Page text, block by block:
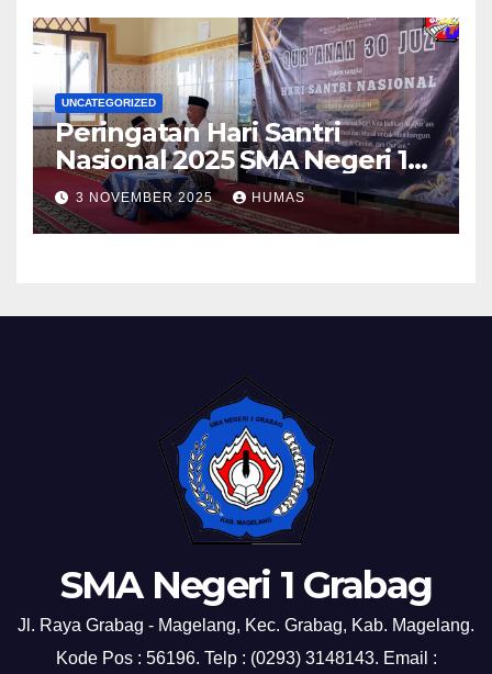
UNCATEGORIZED
Peringatan Hari Santri
Nasional 2025 SMA Negeri 1
Grabag
3 NOVEMBER 2025 HUMAS
SMA Negeri 1 Grabag
Jl. Raya Grabag - Magelang, Kec. Grabag, Kab. Magelang.
Kode Pos : 56196. Telp : (0293) 3148143. Email :